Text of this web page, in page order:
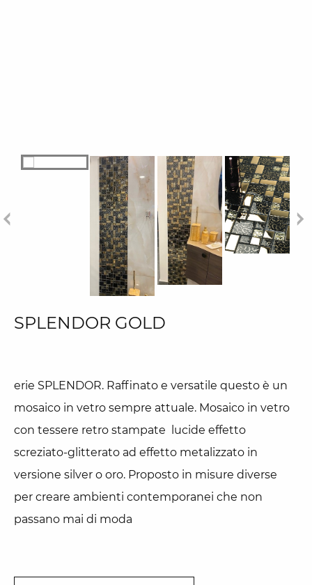
SPLENDOR GOLD
erie SPLENDOR. Raffinato e versatile questo è un
mosaico in vetro sempre attuale. Mosaico in vetro
con tessere retro stampate lucide effetto
screziato-glitterato ad effetto metalizzato in
versione silver o oro. Proposto in misure diverse
per creare ambienti contemporanei che non
passano mai di moda